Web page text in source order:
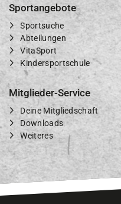
Sportangebote
Sportsuche
Abteilungen
VitaSport
Kindersportschule
Mitglieder-Service
Deine Mitgliedschaft
Downloads
Weiteres